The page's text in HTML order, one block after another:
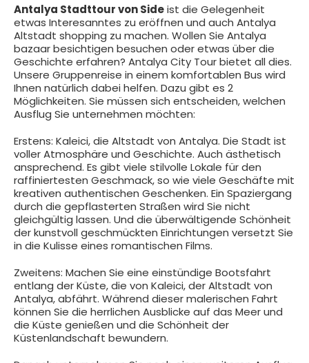
Antalya Stadttour von Sideist die Gelegenheit
etwas Interesanntes zu eröffnen und auch Antalya
Altstadt shopping zu machen. Wollen Sie Antalya
bazaar besichtigen besuchen oder etwas über die
Geschichte erfahren? Antalya City Tour bietet all dies.
Unsere Gruppenreise in einem komfortablen Bus wird
Ihnen natürlich dabei helfen. Dazu gibt es 2
Möglichkeiten. Sie müssen sich entscheiden, welchen
Ausflug Sie unternehmen möchten:
Erstens: Kaleici, die Altstadt von Antalya. Die Stadt ist
voller Atmosphäre und Geschichte. Auch ästhetisch
ansprechend. Es gibt viele stilvolle Lokale für den
raffiniertesten Geschmack, so wie viele Geschäfte mit
kreativen authentischen Geschenken. Ein Spaziergang
durch die gepflasterten Straßen wird Sie nicht
gleichgültig lassen. Und die überwältigende Schönheit
der kunstvoll geschmückten Einrichtungen versetzt Sie
in die Kulisse eines romantischen Films.
Zweitens: Machen Sie eine einstündige Bootsfahrt
entlang der Küste, die von Kaleici, der Altstadt von
Antalya, abfährt. Während dieser malerischen Fahrt
können Sie die herrlichen Ausblicke auf das Meer und
die Küste genießen und die Schönheit der
Küstenlandschaft bewundern.